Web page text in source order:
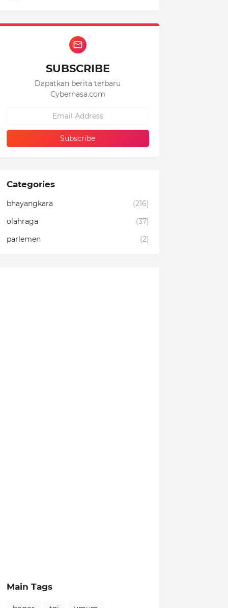
SUBSCRIBE
Dapatkan berita terbaru
Cybernasa.com
Categories
bhayangkara
(216)
olahraga
(37)
parlemen
(2)
Main Tags